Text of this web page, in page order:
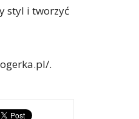
styl i tworzyć
.